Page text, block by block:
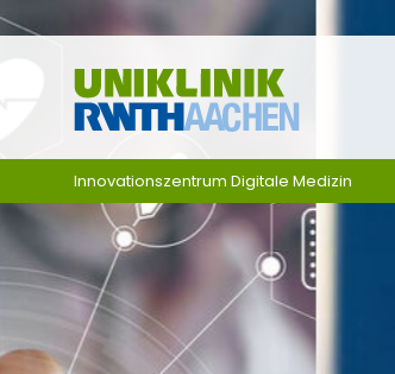
Ga naar navigatie
Innovationszentrum Digitale Medizin